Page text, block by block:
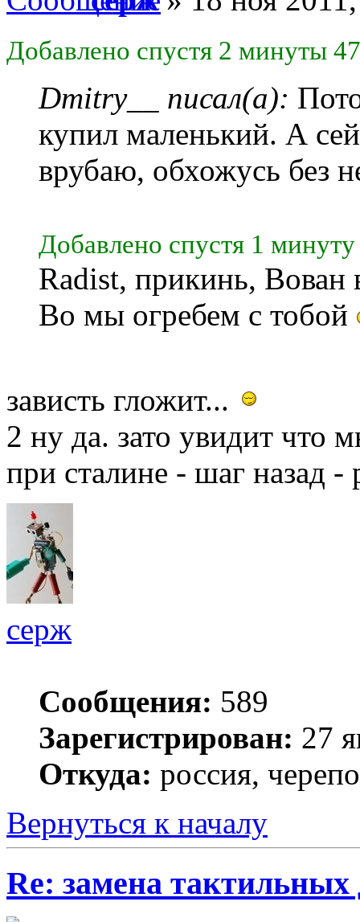
Добавлено спустя 2 минуты
Dmitry__ писал(а):
купил маленький. А
врубаю, обхожусь без
Добавлено спустя 1
Radist, прикинь, Вован
Во мы огребем с тобой
зависть гложит...
2 ну да. зато увидит что
при сталине - шаг назад -
серж
Сообщения: 589
Зарегистрирован: 27
Откуда: россия,
Вернуться к началу
Re: замена тактильных